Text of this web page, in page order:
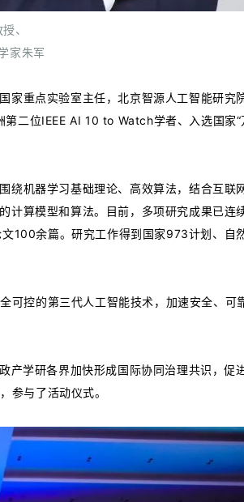
、
家朱军
家重点实验室主任，北京智源人工智能研究
二位IEEE AI 10 to Watch学者、入选国家“
绕机器学习基础理论、高效算法，结合互联
计算模型和算法。目前，多项研究成果已连
100余篇。研究工作得到国家973计划、自
可控的第三代人工智能技术，加速安全、可
产学研各界加快形成国际协同治理共识，促
参与了活动仪式。